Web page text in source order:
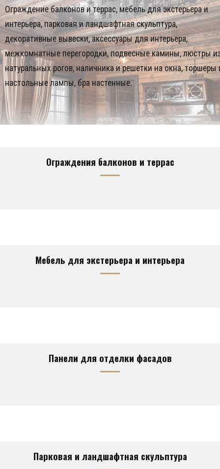
Ограждение балконов и террас, мебель для экстерьера и
интерьера, парковая и ландшафтная скульптура,
декоративные вывески, аксессуары для интерьера,
межкомнатные перегородки, подвесные камины, люстры
натуральных рогов, наличника и решетки на окна, торшеры
настольные лампы, бра настенные.
Ограждения балконов и террас
Мебель для экстерьера и интерьера
Панели для отделки фасадов
Парковая и ландшафтная скульптура